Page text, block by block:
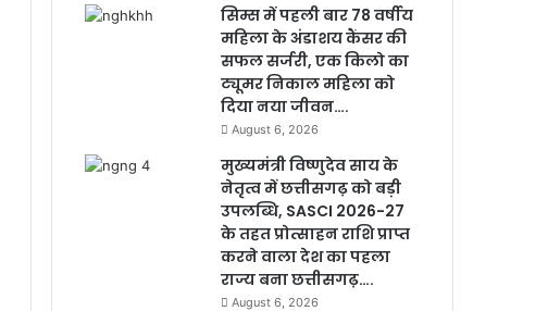
सिम्स में पहली बार 78 वर्षीय
महिला के अंडाशय कैंसर की
सफल सर्जरी, एक किलो का
ट्यूमर निकाल महिला को
दिया नया जीवन….
August 6, 2026
मुख्यमंत्री विष्णुदेव साय के
नेतृत्व में छत्तीसगढ़ को बड़ी
उपलब्धि, SASCI 2026-27
के तहत प्रोत्साहन राशि प्राप्त
करने वाला देश का पहला
राज्य बना छत्तीसगढ़….
August 6, 2026